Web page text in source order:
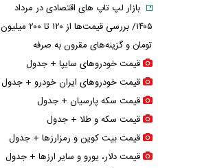
بازار لپ‌ تاپ‌ های اقتصادی در مرداد
۱۴۰۵/ بررسی قیمت‌ها از ۱۲۰ تا ۲۰۰ میلیون
تومان و گزینه‌های مقرون‌ به‌ صرفه
قیمت خودرو‌های سایپا + جدول
قیمت خودرو‌های ایران خودرو + جدول
قیمت سکه پارسیان + جدول
قیمت سکه و طلا + جدول
قیمت بیت کوین و رمزارز‌ها + جدول
قیمت دلار، یورو و سایر ارز‌ها + جدول